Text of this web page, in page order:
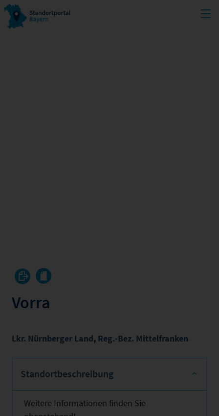
Vorra
Lkr. Nürnberger Land, Reg.-Bez. Mittelfranken
Standortbeschreibung
Weitere Informationen finden Sie